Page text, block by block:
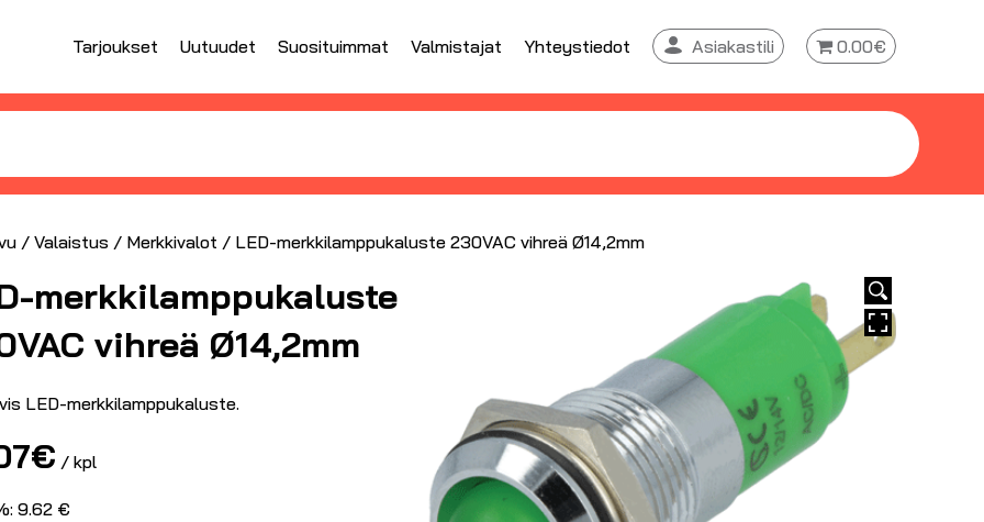
Tarjoukset Uutuudet Suosituimmat Valmistajat Yhteystiedot Asiakastili 0.00€
/ Valaistus / Merkkivalot / LED-merkkilamppukaluste 230VAC vihreä Ø14,2mm
merkkilamppukaluste
vihreä Ø14,2mm
LED-merkkilamppukaluste.
€ / kpl
9.62 €